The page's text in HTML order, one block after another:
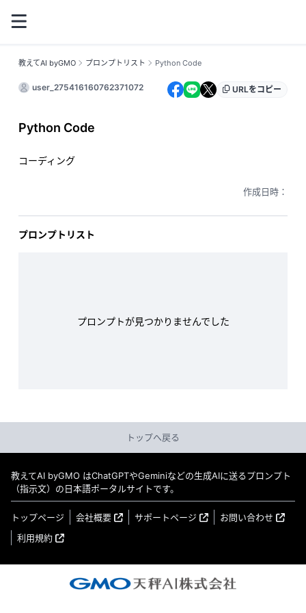
教えてAI byGMO プロンプトリスト Python Code
user_275416160762371072 URLをコピー
Python Code
コーディング
作成日時：
プロンプトリスト
プロンプトが見つかりませんでした
トップへ戻る
教えてAI byGMO はChatGPTやGeminiなどの生成AIに送るプロンプト
（指示文）の日本語ポータルサイトです。
トップページ 会社概要 サポートページ
お問い合わせ
利用規約